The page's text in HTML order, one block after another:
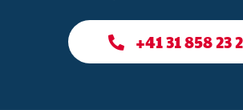
+41 31 858 23